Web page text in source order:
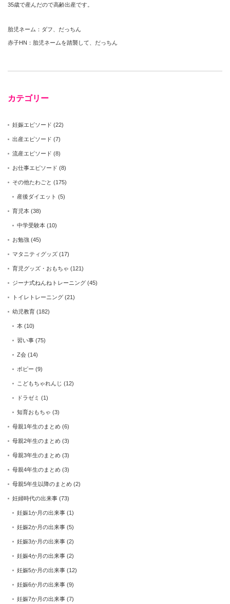
35歳で産んだので高齢出産です。
胎児ネーム：ダフ、だっちん
赤子HN：胎児ネームを踏襲して、だっちん
カテゴリー
妊娠エピソード (22)
出産エピソード (7)
流産エピソード (8)
お仕事エピソード (8)
その他たわごと (175)
産後ダイエット (5)
育児本 (38)
中学受験本 (10)
お勉強 (45)
マタニティグッズ (17)
育児グッズ・おもちゃ (121)
ジーナ式ねんねトレーニング (45)
トイレトレーニング (21)
幼児教育 (182)
本 (10)
習い事 (75)
Z会 (14)
ポピー (9)
こどもちゃれんじ (12)
ドラゼミ (1)
知育おもちゃ (3)
母親1年生のまとめ (6)
母親2年生のまとめ (3)
母親3年生のまとめ (3)
母親4年生のまとめ (3)
母親5年生以降のまとめ (2)
妊婦時代の出来事 (73)
妊娠1か月の出来事 (1)
妊娠2か月の出来事 (5)
妊娠3か月の出来事 (2)
妊娠4か月の出来事 (2)
妊娠5か月の出来事 (12)
妊娠6か月の出来事 (9)
妊娠7か月の出来事 (7)